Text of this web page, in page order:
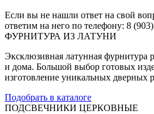
Если вы не нашли ответ на свой
ответим на него по телефону: 8
ФУРНИТУРА ИЗ ЛАТУНИ
Эксклюзивная латунная фурнитура
и дома. Большой выбор готовых
изготовление уникальных дверных
Подобрать в каталоге
ПОДСВЕЧНИКИ ЦЕРКОВНЫЕ